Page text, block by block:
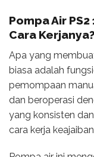
Pompa Air
Cara Kerjanya?
Apa yang
biasa adalah
pemompaan
dan beroperasi
yang konsisten
cara kerja